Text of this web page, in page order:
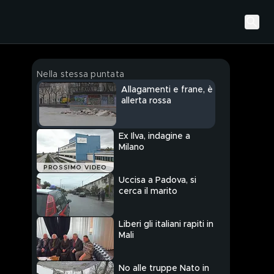
Nella stessa puntata
Allagamenti e frane, è
allerta rossa
PROSSIMO VIDEO
Ex Ilva, indagine a
Milano
Uccisa a Padova, si
cerca il marito
Liberi gli italiani rapiti in
Mali
No alle truppe Nato in